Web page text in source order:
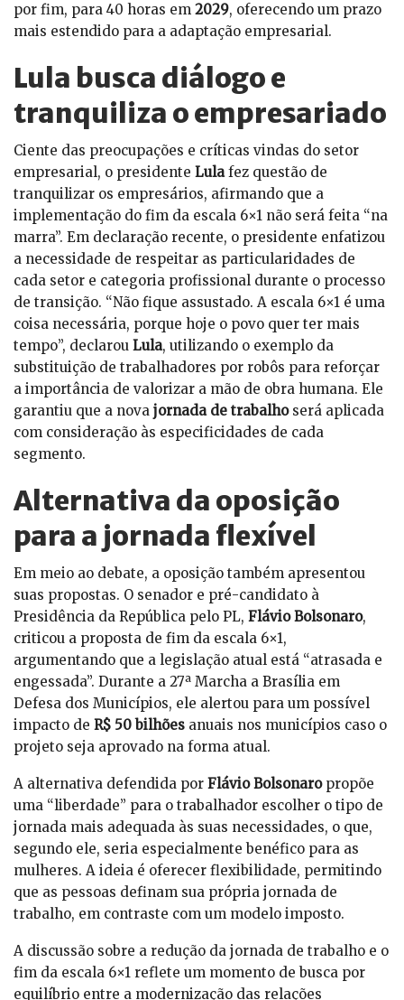
por fim, para 40 horas em 2029, oferecendo um prazo
mais estendido para a adaptação empresarial.
Lula busca diálogo e
tranquiliza o empresariado
Ciente das preocupações e críticas vindas do setor
empresarial, o presidente Lulafez questão de
tranquilizar os empresários, afirmando que a
implementação do fim da escala 6×1 não será feita “na
marra”. Em declaração recente, o presidente enfatizou
a necessidade de respeitar as particularidades de
cada setor e categoria profissional durante o processo
de transição. “Não fique assustado. A escala 6×1 é uma
coisa necessária, porque hoje o povo quer ter mais
tempo”, declarou Lula, utilizando o exemplo da
substituição de trabalhadores por robôs para reforçar
a importância de valorizar a mão de obra humana. Ele
garantiu que a nova jornada de trabalhoserá aplicada
com consideração às especificidades de cada
segmento.
Alternativa da oposição
para a jornada flexível
Em meio ao debate, a oposição também apresentou
suas propostas. O senador e pré-candidato à
Presidência da República pelo PL, Flávio Bolsonaro,
criticou a proposta de fim da escala 6×1,
argumentando que a legislação atual está “atrasada e
engessada”. Durante a 27ª Marcha a Brasília em
Defesa dos Municípios, ele alertou para um possível
impacto de R$ 50 bilhões anuais nos municípios caso o
projeto seja aprovado na forma atual.
A alternativa defendida por Flávio Bolsonaropropõe
uma “liberdade” para o trabalhador escolher o tipo de
jornada mais adequada às suas necessidades, o que,
segundo ele, seria especialmente benéfico para as
mulheres. A ideia é oferecer flexibilidade, permitindo
que as pessoas definam sua própria jornada de
trabalho, em contraste com um modelo imposto.
A discussão sobre a redução da jornada de trabalho e o
fim da escala 6×1 reflete um momento de busca por
equilíbrio entre a modernização das relações